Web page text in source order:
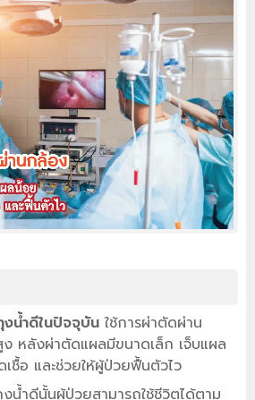
งน้ำดีในปัจจุบันใช้การผ่าตัดผ่าน
หลังผ่าตัดแผลมีขนาดเล็ก เจ็บแผล
ชื้อ และช่วยให้ผู้ป่วยฟื้นตัวไว
น้ำดีนั้นผู้ป่วยสามารถใช้ชีวิตได้ตาม